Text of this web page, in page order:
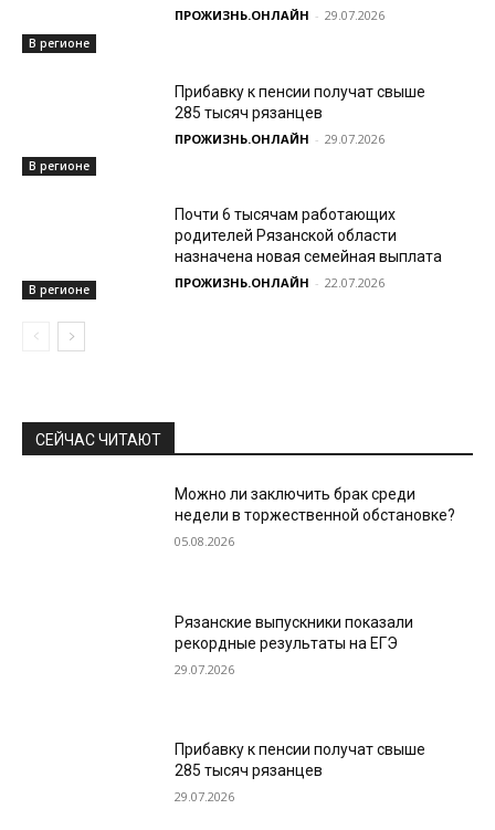
В регионе
ПРОЖИЗНЬ.ОНЛАЙН - 29.07.2026
В регионе
Прибавку к пенсии получат свыше
285 тысяч рязанцев
ПРОЖИЗНЬ.ОНЛАЙН - 29.07.2026
В регионе
Почти 6 тысячам работающих
родителей Рязанской области
назначена новая семейная выплата
ПРОЖИЗНЬ.ОНЛАЙН - 22.07.2026
СЕЙЧАС ЧИТАЮТ
Можно ли заключить брак среди
недели в торжественной обстановке?
05.08.2026
Рязанские выпускники показали
рекордные результаты на ЕГЭ
29.07.2026
Прибавку к пенсии получат свыше
285 тысяч рязанцев
29.07.2026